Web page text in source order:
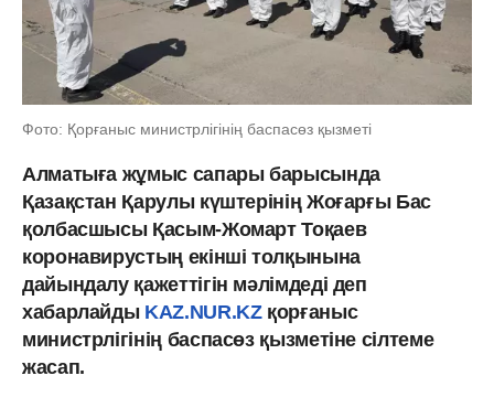
Фото: Қорғаныс министрлігінің баспасөз қызметі
Алматыға жұмыс сапары барысында
Қазақстан Қарулы күштерінің Жоғарғы Бас
қолбасшысы Қасым-Жомарт Тоқаев
коронавирустың екінші толқынына
дайындалу қажеттігін мәлімдеді деп
хабарлайды KAZ.NUR.KZқорғаныс
министрлігінің баспасөз қызметіне сілтеме
жасап.